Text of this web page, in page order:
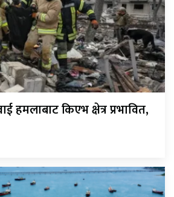
हमलाबाट किएभ क्षेत्र प्रभावित,